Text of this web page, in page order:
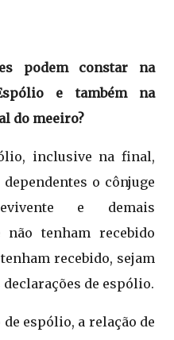
podem constar na
e também na
do meeiro?
inclusive na final,
o cônjuge
e demais
não tenham recebido
recebido, sejam
de espólio.
espólio, a relação de